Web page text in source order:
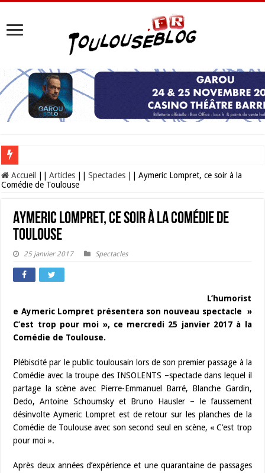
Les Nocturnes de la Cité de l’espace 2026 : l’événement incontournable de
Accueil Articles Spectacles
Aymeric Lompret, ce soir à la
Comédie de Toulouse
Aymeric Lompret, ce soir à la Comédie de
Toulouse
25 janvier 2017 Spectacles
L’humorist
e Aymeric Lompret présentera son nouveau spectacle »
C’est trop pour moi », ce mercredi 25 janvier 2017 à la
Comédie de Toulouse.
Plébiscité par le public toulousain lors de son premier passage à la
Comédie avec la troupe des INSOLENTS –spectacle dans lequel il
partage la scène avec Pierre-Emmanuel Barré, Blanche Gardin,
Dedo, Antoine Schoumsky et Bruno Hausler – le faussement
désinvolte Aymeric Lompret est de retour sur les planches de la
Comédie de Toulouse avec son second seul en scène, « C’est trop
pour moi ».
Après deux années d’expérience et une quarantaine de passages